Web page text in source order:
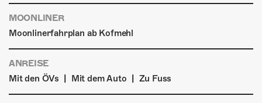
MOONLINER
Moonlinerfahrplan ab Kofmehl
ANREISE
Mit den ÖVs
Mit dem Auto Zu Fuss